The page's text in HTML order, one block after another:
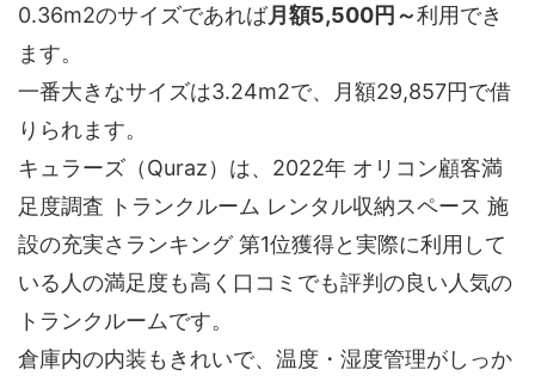
0.36m2のサイズであれば月額5,500円～利用でき
ます。
一番大きなサイズは3.24m2で、月額29,857円で借
りられます。
キュラーズ（Quraz）は、2022年 オリコン顧客満
足度調査 トランクルーム レンタル収納スペース 施
設の充実さランキング 第1位獲得と実際に利用して
いる人の満足度も高く口コミでも評判の良い人気の
トランクルームです。
倉庫内の内装もきれいで、温度・湿度管理がしっか